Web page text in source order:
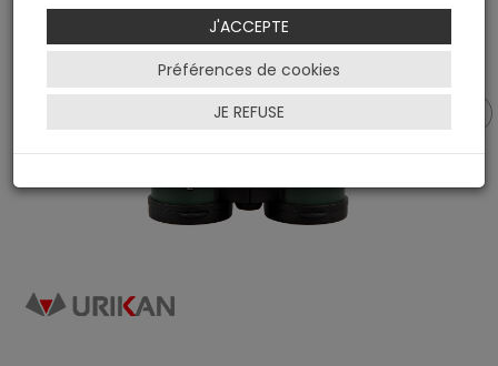
J'ACCEPTE
Préférences de cookies
JE REFUSE